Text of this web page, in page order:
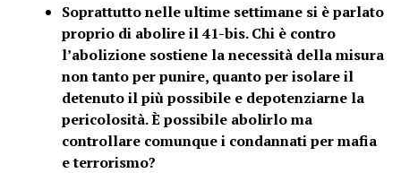
Soprattutto nelle ultime settimane si è parlato
proprio di abolire il 41-bis. Chi è contro
l’abolizione sostiene la necessità della misura
non tanto per punire, quanto per isolare il
detenuto il più possibile e depotenziarne la
pericolosità. È possibile abolirlo ma
controllare comunque i condannati per mafia
e terrorismo?